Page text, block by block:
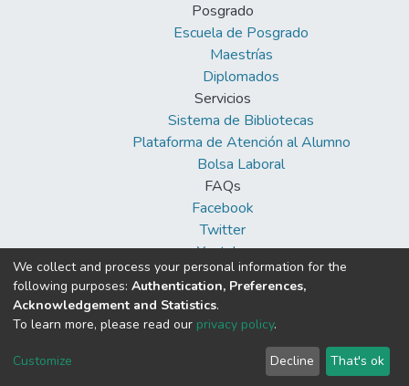
Posgrado
Escuela de Posgrado
Maestrías
Diplomados
Servicios
Sistema de Bibliotecas
Plataforma de Atención al Alumno
Bolsa Laboral
FAQs
Facebook
Twitter
Youtube
DSpace software copyright © 2002-2026
Cookie
End User
Agreement
Send
Feedback
We collect and process your personal information for the
following purposes: Authentication, Preferences,
Acknowledgement and Statistics.
To learn more, please read our privacy policy.
Customize Decline That's ok